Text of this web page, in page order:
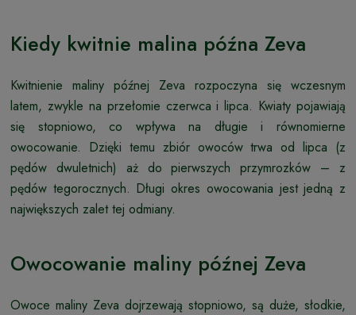
Kiedy kwitnie malina późna Zeva
Kwitnienie maliny późnej Zeva rozpoczyna się wczesnym
latem, zwykle na przełomie czerwca i lipca. Kwiaty pojawiają
się stopniowo, co wpływa na długie i równomierne
owocowanie. Dzięki temu zbiór owoców trwa od lipca (z
pędów dwuletnich) aż do pierwszych przymrozków – z
pędów tegorocznych. Długi okres owocowania jest jedną z
największych zalet tej odmiany.
Owocowanie maliny późnej Zeva
Owoce maliny Zeva dojrzewają stopniowo, są duże, słodkie,